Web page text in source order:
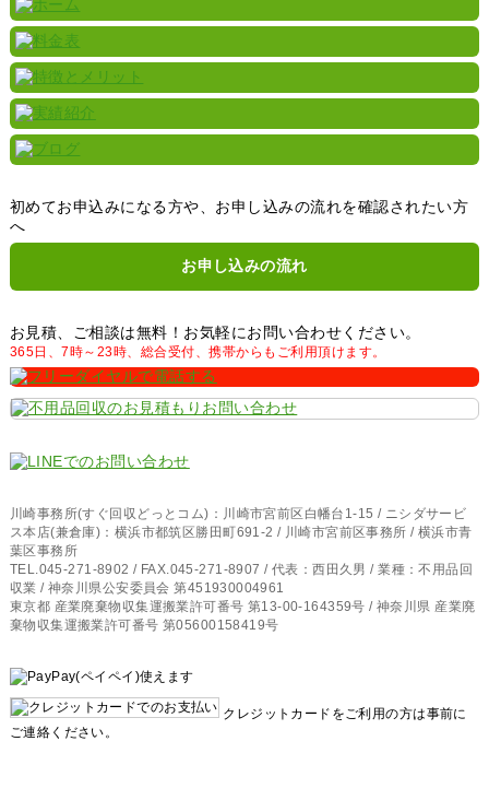
初めてお申込みになる方や、お申し込みの流れを確認されたい方
へ
お申し込みの流れ
お見積、ご相談は無料！お気軽にお問い合わせください。
365日、7時～23時、総合受付、携帯からもご利用頂けます。
川崎事務所(すぐ回収どっとコム)：川崎市宮前区白幡台1-15 / ニシダサービ
ス本店(兼倉庫)：横浜市都筑区勝田町691-2 / 川崎市宮前区事務所 / 横浜市青
葉区事務所
TEL.045-271-8902 / FAX.045-271-8907 / 代表：西田久男 / 業種：不用品回
収業 / 神奈川県公安委員会 第451930004961
東京都 産業廃棄物収集運搬業許可番号 第13-00-164359号 / 神奈川県 産業廃
棄物収集運搬業許可番号 第05600158419号
クレジットカードをご利用の方は事前に
ご連絡ください。